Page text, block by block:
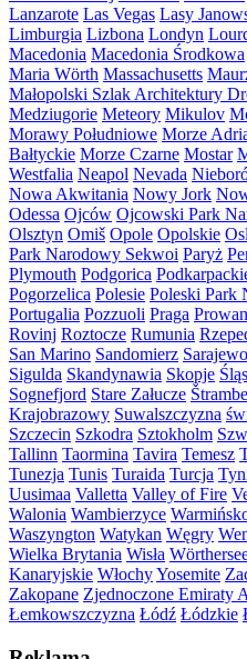
Lanzarote Las Vegas Lasy
Limburgia Lizbona Londyn
Macedonia Macedonia Środkowa
Maria Wörth Massachusetts
Małopolski Szlak Architektury
Medziugorie Meteory Mikulov
Morawy Południowe Morze
Bałtyckie Morze Czarne Mostar
Westfalia Neapol Nevada
Nowa Akwitania Nowy Jork
Odessa Ojców Ojcowski Park
Olsztyn Omiš Opole Opolskie
Park Narodowy Sekwoi Paryż
Plymouth Podgorica
Pogorzelica Polesie Poleski Park
Portugalia Pozzuoli Praga
Rovinj Roztocze Rumunia
San Marino Sandomierz Sarajewo
Sigulda Skandynawia Skopje
Sognefjord Stare Załucze
Krajobrazowy Suwalszczyzna
Szczecin Szkodra Sztokholm
Tallinn Taormina Tavira Temesz
Tunezja Tunis Turaida Turcja
Uusimaa Valletta Valley of Fire
Walonia Wambierzyce
Waszyngton Watykan Węgry
Wielka Brytania Wisła
Kanaryjskie WłochyYosemite
Zakopane Zjednoczone Emiraty
Łemkowszczyzna Łódź Łódzkie